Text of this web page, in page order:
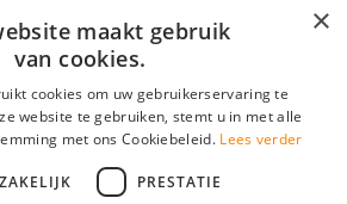
×
maakt gebruik
van cookies.
cookies om uw gebruikerservaring te
website te gebruiken, stemt u in met alle
met ons Cookiebeleid. Lees verder
PRESTATIE